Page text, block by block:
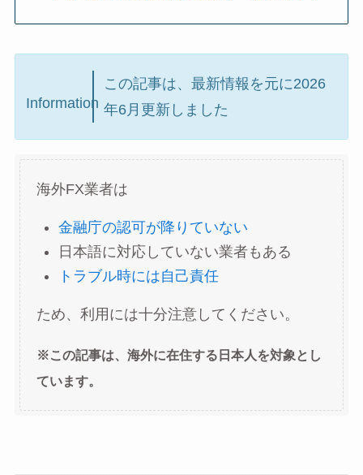
Information
この記事は、最新情報を元に2026
年6月更新しました
海外FX業者は
金融庁の認可が降りていない
日本語に対応していない業者もある
トラブル時には自己責任
ため、利用には十分注意してください。
※この記事は、海外に在住する日本人を対象とし
ています。